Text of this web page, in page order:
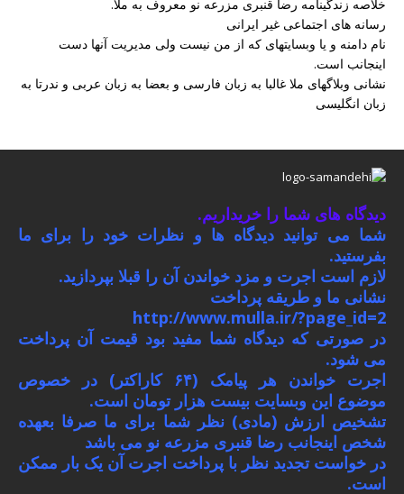
خلاصه زندگینامه رضا قنبری مزرعه نو معروف به ملا.
رسانه های اجتماعی غیر ایرانی
نام دامنه و یا وبسایتهای که از من نیست ولی مدیریت آنها دست
اینجانب است.
نشانی وبلاگهای ملا غالبا به زبان فارسی و بعضا به زبان عربی و ندرتا به
زبان انگلیسی
دیدگاه های شما را خریداریم.
شما می توانید دیدگاه ها و نظرات خود را برای ما
بفرستید.
لازم است اجرت و مزد خواندن آن را قبلا بپردازید.
نشانی ما و طریقه پرداخت
http://www.mulla.ir/?page_id=2
در صورتی که دیدگاه شما مفید بود قیمت آن پرداخت
می شود.
اجرت خواندن هر پیامک (۶۴ کاراکتر) در خصوص
موضوع این وبسایت بیست هزار تومان است.
تشخیص ارزش (مادی) نظر شما برای ما صرفا بعهده
شخص اینجانب رضا قنبری مزرعه نو می باشد
در خواست تجدید نظر با پرداخت اجرت آن یک بار ممکن
است.